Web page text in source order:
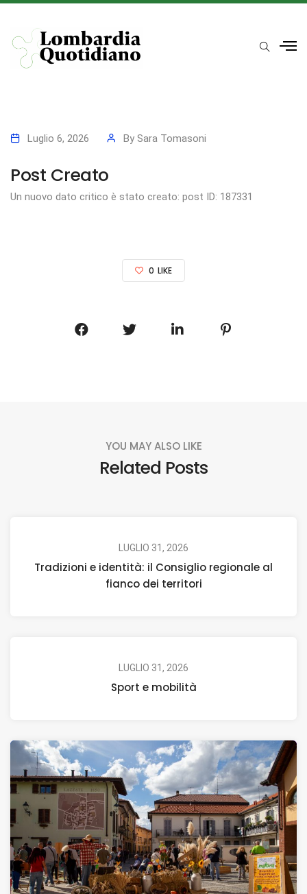
Luglio 6, 2026 By Sara Tomasoni
Post Creato
Un nuovo dato critico è stato creato: post ID: 187331
0 LIKE
YOU MAY ALSO LIKE
Related Posts
LUGLIO 31, 2026
Tradizioni e identità: il Consiglio regionale al
fianco dei territori
LUGLIO 31, 2026
Sport e mobilità